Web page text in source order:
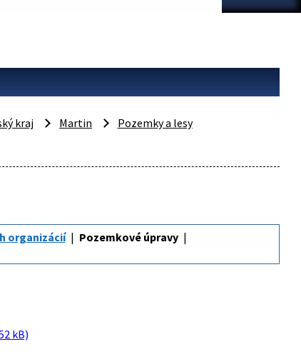
kraj Martin
Pozemky a lesy
organizácií
Pozemkové úpravy
kB)